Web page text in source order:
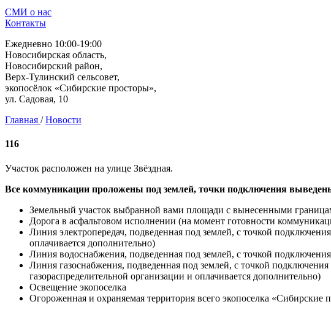
СМИ о нас
Контакты
Ежедневно 10:00-19:00
Новосибирская область,
Новосибирский район,
Верх-Тулинский сельсовет,
экопосёлок «Сибирские просторы»,
ул. Садовая, 10
Главная / Новости
116
Участок расположен на улице Звёздная.
Все коммуникации проложены под землей, точки подключения
Земельный участок выбранной вами площади с вынесенными
Дорога в асфальтовом исполнении (на момент готовности
Линия электропередач, подведенная под землей, с точкой
оплачивается дополнительно)
Линия водоснабжения, подведенная под землей, с точкой
Линия газоснабжения, подведенная под землей, с точкой
газораспределительной организации и оплачивается дополнительно)
Освещение экопоселка
Огороженная и охраняемая территория всего экопоселка